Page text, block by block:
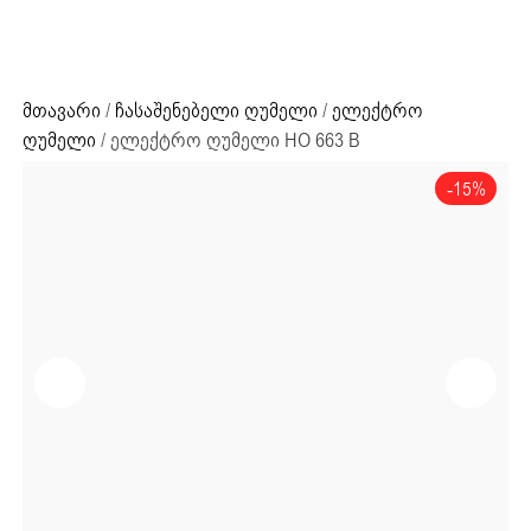
მთავარი / ჩასაშენებელი ღუმელი /ელექტრო
ღუმელი / ელექტრო ღუმელი HO 663 B
-15%